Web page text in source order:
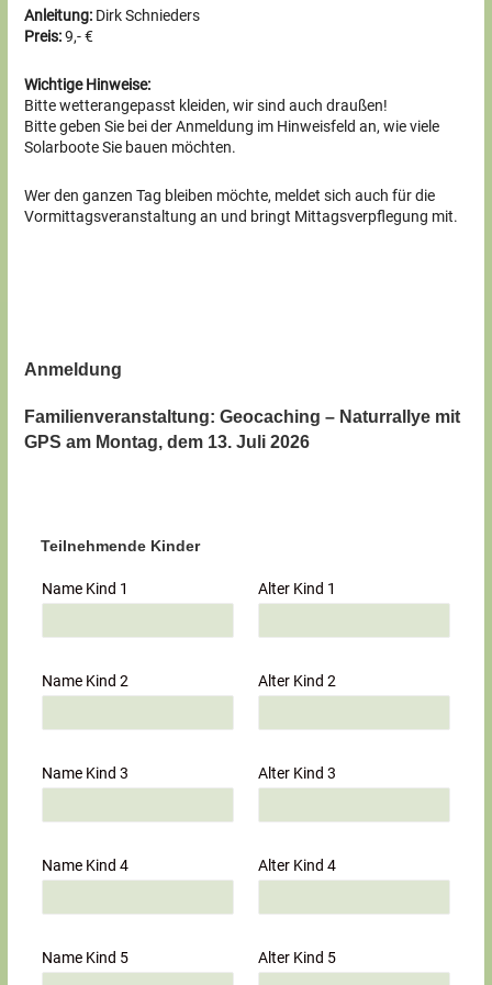
Anleitung: Dirk Schnieders
Preis:9,- €
Wichtige Hinweise:
Bitte wetterangepasst kleiden, wir sind auch draußen!
Bitte geben Sie bei der Anmeldung im Hinweisfeld an, wie viele
Solarboote Sie bauen möchten.
Wer den ganzen Tag bleiben möchte, meldet sich auch für die
Vormittagsveranstaltung an und bringt Mittagsverpflegung mit.
Anmeldung
Familienveranstaltung: Geocaching – Naturrallye mit
GPS am Montag, dem 13. Juli 2026
Teilnehmende Kinder
Name Kind 1 Alter Kind 1
Name Kind 2 Alter Kind 2
Name Kind 3 Alter Kind 3
Name Kind 4 Alter Kind 4
Name Kind 5 Alter Kind 5